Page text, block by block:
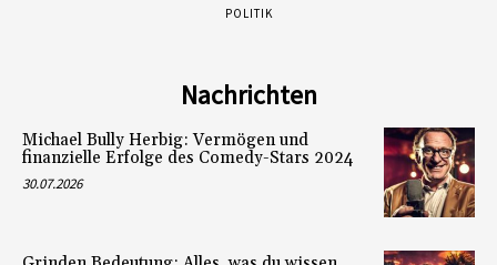
POLITIK
Nachrichten
Michael Bully Herbig: Vermögen und
finanzielle Erfolge des Comedy-Stars 2024
30.07.2026